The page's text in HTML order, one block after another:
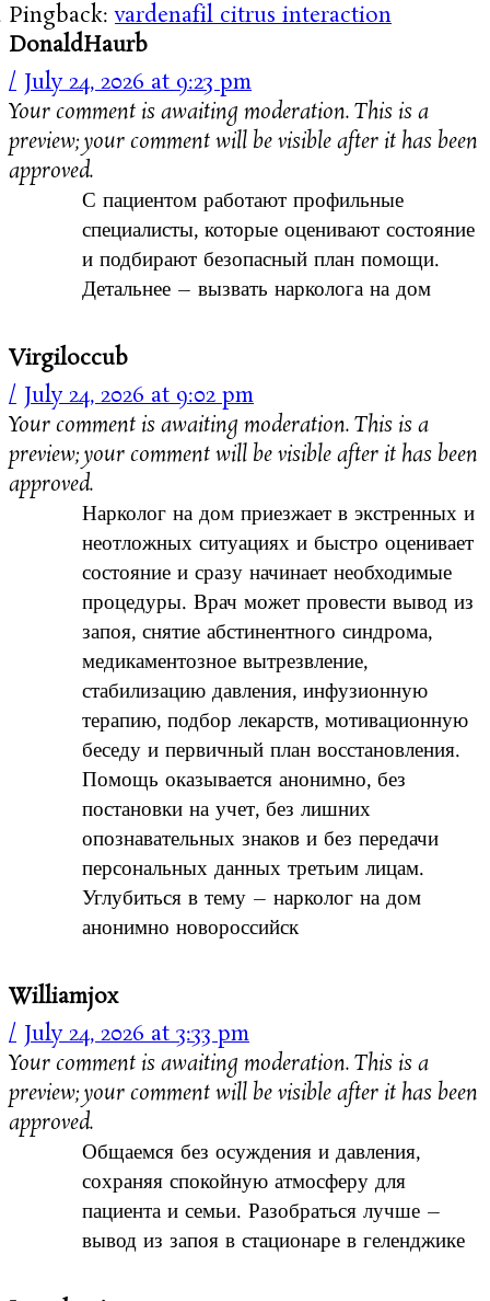
Pingback:vardenafil citrus interaction
DonaldHaurb
July 24, 2026 at 9:23 pm
Your comment is awaiting moderation. This is a
preview; your comment will be visible after it has been
approved.
С пациентом работают профильные
специалисты, которые оценивают состояние
и подбирают безопасный план помощи.
Детальнее – вызвать нарколога на дом
Virgiloccub
July 24, 2026 at 9:02 pm
Your comment is awaiting moderation. This is a
preview; your comment will be visible after it has been
approved.
Нарколог на дом приезжает в экстренных и
неотложных ситуациях и быстро оценивает
состояние и сразу начинает необходимые
процедуры. Врач может провести вывод из
запоя, снятие абстинентного синдрома,
медикаментозное вытрезвление,
стабилизацию давления, инфузионную
терапию, подбор лекарств, мотивационную
беседу и первичный план восстановления.
Помощь оказывается анонимно, без
постановки на учет, без лишних
опознавательных знаков и без передачи
персональных данных третьим лицам.
Углубиться в тему – нарколог на дом
анонимно новороссийск
Williamjox
July 24, 2026 at 3:33 pm
Your comment is awaiting moderation. This is a
preview; your comment will be visible after it has been
approved.
Общаемся без осуждения и давления,
сохраняя спокойную атмосферу для
пациента и семьи. Разобраться лучше –
вывод из запоя в стационаре в геленджике